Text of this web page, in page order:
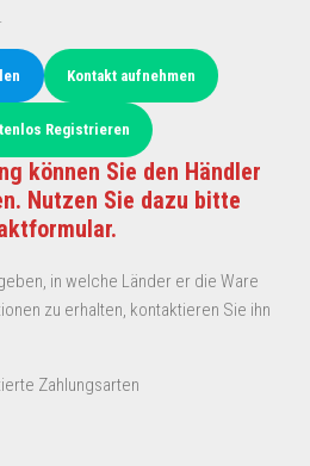
Kontakt aufnehmen
Registrieren
können Sie den Händler
Nutzen Sie dazu bitte
in welche Länder er die Ware
zu erhalten, kontaktieren Sie ihn
Zahlungsarten